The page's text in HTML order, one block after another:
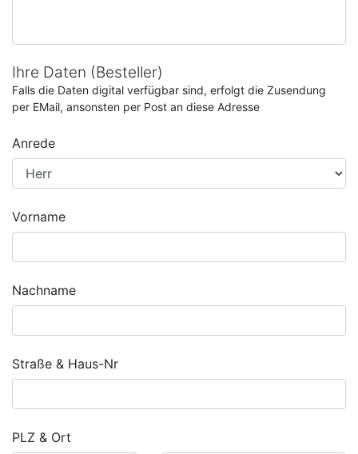
Ihre Daten (Besteller)
Falls die Daten digital verfügbar sind, erfolgt die Zusendung
per EMail, ansonsten per Post an diese Adresse
Anrede
Vorname
Nachname
Straße & Haus-Nr
PLZ & Ort